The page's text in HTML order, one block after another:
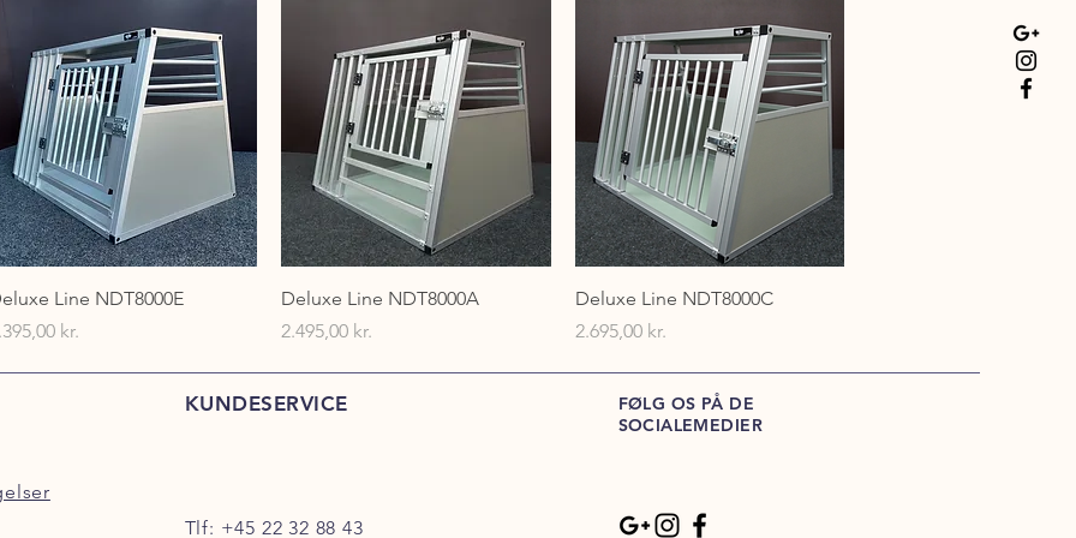
Hurtigvisning
Line NDT8000E
kr.
Hurtigvisning
Deluxe Line NDT8000A
Pris
2.495,00 kr.
Hurtigvisning
Deluxe Line NDT8000C
Pris
2.695,00 kr.
KUNDESERVICE
Tlf: +45 22 32 88 43
FØLG OS PÅ DE
SOCIALEMEDIER